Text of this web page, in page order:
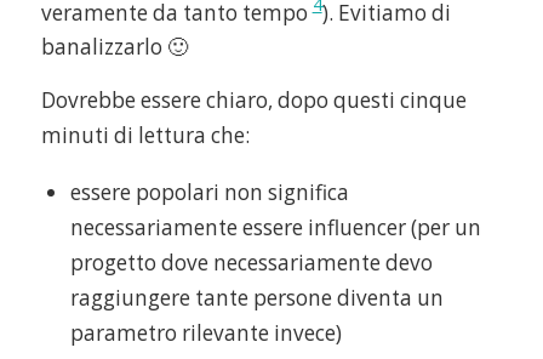
veramente da tanto tempo4). Evitiamo di
banalizzarlo 🙂
Dovrebbe essere chiaro, dopo questi cinque
minuti di lettura che:
essere popolari non significa
necessariamente essere influencer (per un
progetto dove necessariamente devo
raggiungere tante persone diventa un
parametro rilevante invece)